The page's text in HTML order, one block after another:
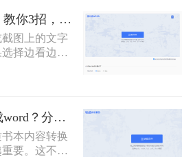
那么图片怎
面，我将详细
文档的方
骤。
如何将图片转文字？教你3招，轻松搞定图片转文字提取！
图上的文字
择边看边打
。那么如何
单，掌握以
如何将书本内容变成word？分享3种方法，简单易学！
本内容转换
要。这不仅